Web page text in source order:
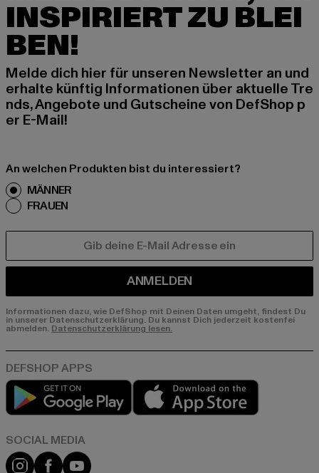
INSPIRIERT ZU BLEI
BEN!
Melde dich hier für unseren Newsletter an und
erhalte künftig Informationen über aktuelle Tre
nds, Angebote und Gutscheine von DefShop p
er E-Mail!
An welchen Produkten bist du interessiert?
MÄNNER
FRAUEN
ANMELDEN
Informationen dazu, wie DefShop mit Deinen Daten umgeht, findest Du
in unserer Datenschutzerklärung. Du kannst Dich jederzeit kostenfei
abmelden. Datenschutzerklärung lesen.
Play market
Instagram
FacebookYouTube